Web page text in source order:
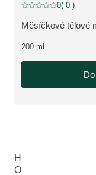
ZOBRAZIT
Měsíčkové tělové
Aktuální hodnocení:
0( 0 )
200 ml
H
O